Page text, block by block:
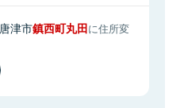
唐津市鎮西町丸田に住所変